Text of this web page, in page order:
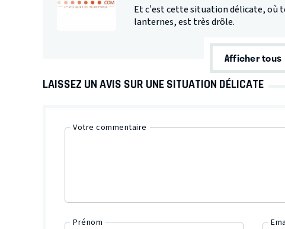
Et c’est cette situation délicate, où
lanternes, est très drôle.
Afficher tous
LAISSEZ UN AVIS SUR UNE SITUATION DÉLICATE
Votre commentaire
Prénom